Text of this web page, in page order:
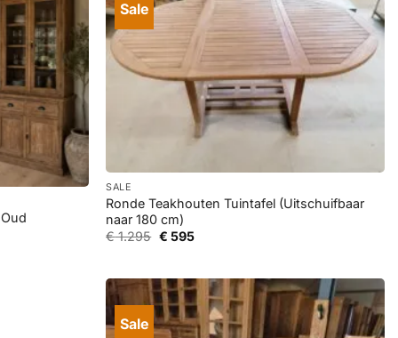
Sale
SALE
Ronde Teakhouten Tuintafel (Uitschuifbaar
naar 180 cm)
€1.295 Oorspronkelijke
€ 595Huidige
Sale